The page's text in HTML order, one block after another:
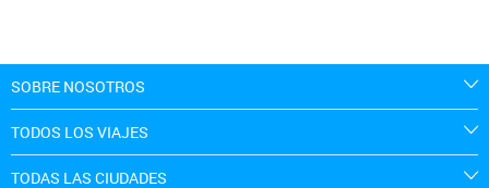
SOBRE NOSOTROS
TODOS LOS VIAJES
TODAS LAS CIUDADES